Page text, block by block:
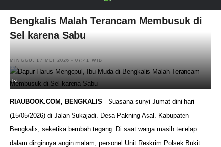
Bengkalis Malah Terancam Membusuk di
Sel karena Sabu
MINGGU, 17 MEI 2026 - 07:41 WIB
Ist
RIAUBOOK.COM, BENGKALIS - Suasana sunyi Jumat dini hari
(15/05/2026) di Jalan Sukajadi, Desa Pakning Asal, Kabupaten
Bengkalis, seketika berubah tegang. Di saat warga masih terlelap
dalam dinginnya angin malam, personel Unit Reskrim Polsek Bukit